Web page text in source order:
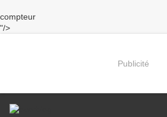
compteur
"/>
Publicité